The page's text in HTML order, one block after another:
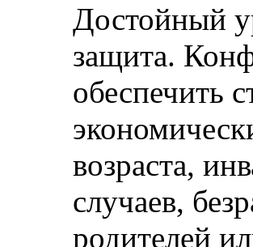
Достойный
защита.
обеспечить
возраста,
случаев,
родителей